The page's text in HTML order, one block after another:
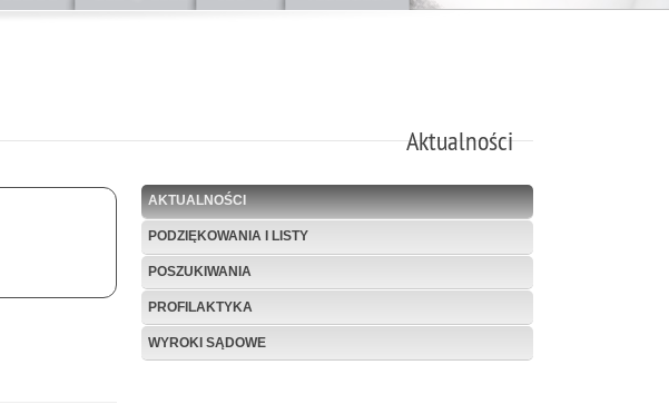
Aktualności
AKTUALNOŚCI
PODZIĘKOWANIA I LISTY
POSZUKIWANIA
PROFILAKTYKA
WYROKI SĄDOWE